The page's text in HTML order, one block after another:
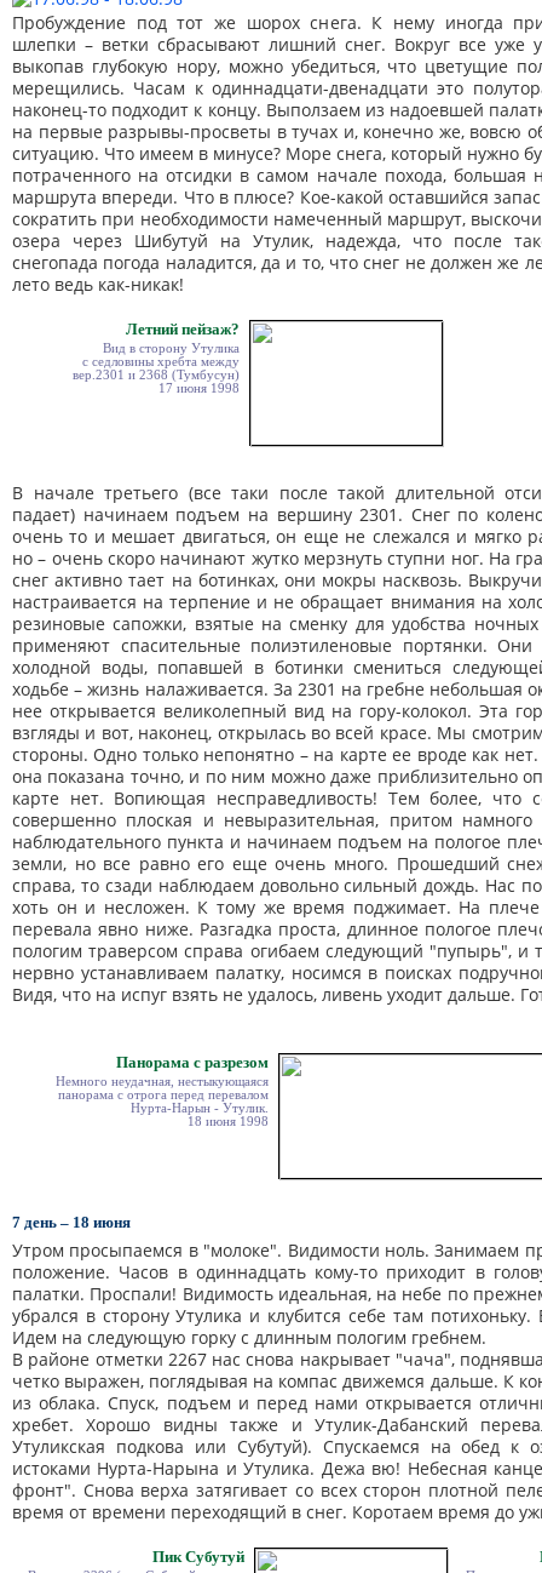
Пробуждение под тот же шорох снега. К нему иногда
шлепки – ветки сбрасывают лишний снег. Вокруг все уже
выкопав глубокую нору, можно убедиться, что цветущие
мерещились. Часам к одиннадцати-двенадцати это
наконец-то подходит к концу. Выползаем из надоевшей
на первые разрывы-просветы в тучах и, конечно же, вовсю
ситуацию. Что имеем в минусе? Море снега, который нужно
потраченного на отсидки в самом начале похода, большая
маршрута впереди. Что в плюсе? Кое-какой оставшийся
сократить при необходимости намеченный маршрут,
озера через Шибутуй на Утулик, надежда, что после
снегопада погода наладится, да и то, что снег не должен же
лето ведь как-никак!
Летний пейзаж?
Вид в сторону Утулика
с седловины хребта между
вер.2301 и 2368 (Тумбусун)
17 июня 1998
В начале третьего (все таки после такой длительной
падает) начинаем подъем на вершину 2301. Снег по
очень то и мешает двигаться, он еще не слежался и мягко
но – очень скоро начинают жутко мерзнуть ступни ног. На
снег активно тает на ботинках, они мокры насквозь.
настраивается на терпение и не обращает внимания на
резиновые сапожки, взятые на сменку для удобства
применяют спасительные полиэтиленовые портянки.
холодной воды, попавшей в ботинки смениться
ходьбе – жизнь налаживается. За 2301 на гребне небольшая
нее открывается великолепный вид на гору-колокол. Эта
взгляды и вот, наконец, открылась во всей красе. Мы
стороны. Одно только непонятно – на карте ее вроде как
она показана точно, и по ним можно даже приблизительно
карте нет. Вопиющая несправедливость! Тем более, что
совершенно плоская и невыразительная, притом
наблюдательного пункта и начинаем подъем на пологое
земли, но все равно его еще очень много. Прошедший
справа, то сзади наблюдаем довольно сильный дождь. Нас
хоть он и несложен. К тому же время поджимает. На
перевала явно ниже. Разгадка проста, длинное пологое
пологим траверсом справа огибаем следующий "пупырь", и
нервно устанавливаем палатку, носимся в поисках
Видя, что на испуг взять не удалось, ливень уходит дальше.
Панорама с разрезом
Немного неудачная, нестыкующаяся
панорама с отрога перед перевалом
Нурта-Нарын - Утулик.
18 июня 1998
7 день – 18 июня
Утром просыпаемся в "молоке". Видимости ноль. Занимаем
положение. Часов в одиннадцать кому-то приходит в
палатки. Проспали! Видимость идеальная, на небе по
убрался в сторону Утулика и клубится себе там
Идем на следующую горку с длинным пологим гребнем.
В районе отметки 2267 нас снова накрывает "чача",
четко выражен, поглядывая на компас движемся дальше. К
из облака. Спуск, подъем и перед нами открывается
хребет. Хорошо видны также и Утулик-Дабанский
Утуликская подкова или Субутуй). Спускаемся на обед к
истоками Нурта-Нарына и Утулика. Дежа вю! Небесная
фронт". Снова верха затягивает со всех сторон плотной
время от времени переходящий в снег. Коротаем время до
Пик Субутуй